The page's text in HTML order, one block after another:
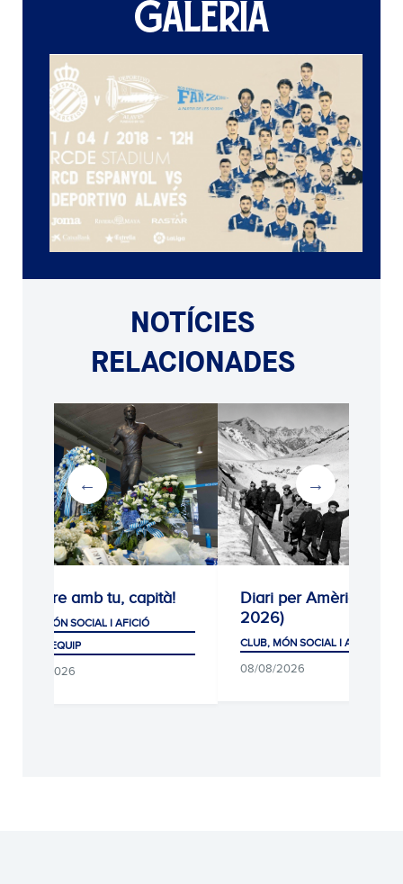
GALERIA
NOTÍCIES
RELACIONADES
amb tu, capità!
MÓN SOCIAL I AFICIÓ
Diari per Amèrica (1926-
2026)
CLUB, MÓN SOCIAL I AFICIÓ
08/08/2026